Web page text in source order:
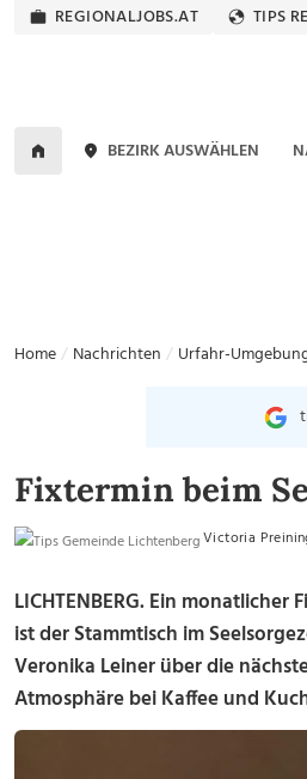
REGIONALJOBS.AT TIPS
BEZIRK AUSWÄHLEN
Home Nachrichten Urfahr-
Fixtermin beim
Victoria
LICHTENBERG. Ein
ist der Stammtisch im
Veronika Leiner über die
Atmosphäre bei Kaffee und